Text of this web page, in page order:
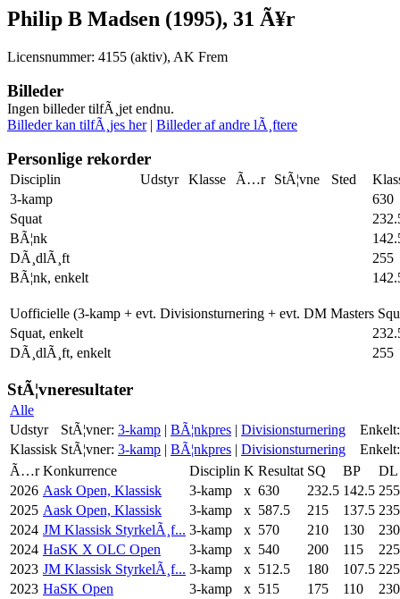
Philip B Madsen (1995), 31 Ã¥r
Licensnummer: 4155 (aktiv), AK Frem
Billeder
Ingen billeder tilfÃ¸jet endnu.
Billeder kan tilfÃ¸jes her| Billeder af andre lÃ¸ftere
Personlige rekorder
Disciplin Udstyr Klasse Ã…r StÃ¦vne Sted
3-kamp
630
Squat
BÃ¦nk
DÃ¸dlÃ¸ft
255
BÃ¦nk, enkelt
Uofficielle (3-kamp + evt. Divisionsturnering + evt. DM Masters
Squat, enkelt
DÃ¸dlÃ¸ft, enkelt
255
StÃ¦vneresultater
Alle
Udstyr
StÃ¦vner: 3-kamp | BÃ¦nkpres | Divisionsturnering
Enkelt:
Klassisk StÃ¦vner: 3-kamp | BÃ¦nkpres | Divisionsturnering
Enkelt:
Ã…r Konkurrence Disciplin K Resultat SQ BP
DL
2026 Aask Open, Klassisk 3-kamp x 630 232.5 142.5 255
2025 Aask Open, Klassisk 3-kamp x 587.5 215 137.5 235
2024 JM Klassisk StyrkelÃ¸f... 3-kamp x 570 210 130
230
2024 HaSK X OLC Open 3-kamp x 540 200 115
225
2023 JM Klassisk StyrkelÃ¸f... 3-kamp x 512.5 180 107.5 225
2023 HaSK Open 3-kamp x 515 175 110
230